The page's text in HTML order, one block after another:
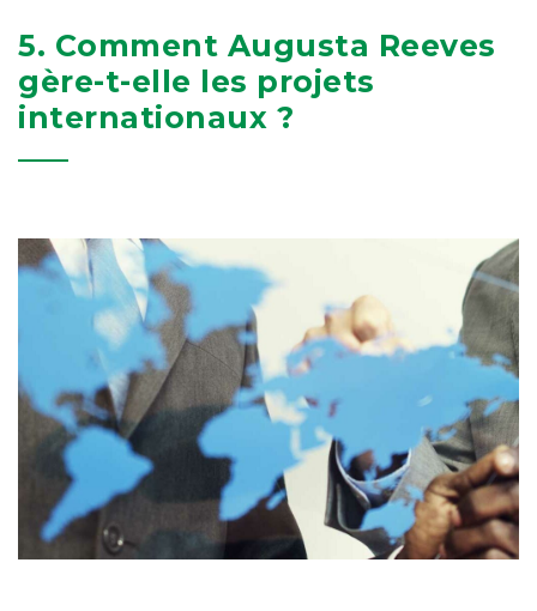
5. Comment Augusta Reeves
gère-t-elle les projets
internationaux ?